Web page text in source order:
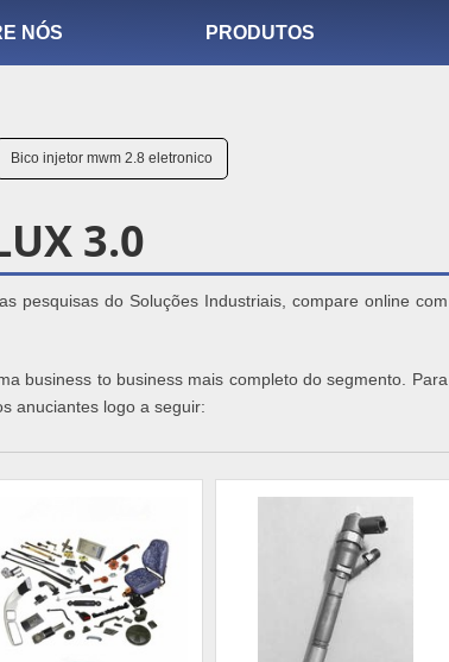
NÓS PRODUTOS
Bico injetor mwm 2.8 eletronico
3.0
pesquisas do Soluções Industriais, compare online com
business to business mais completo do segmento. Para
anuciantes logo a seguir: